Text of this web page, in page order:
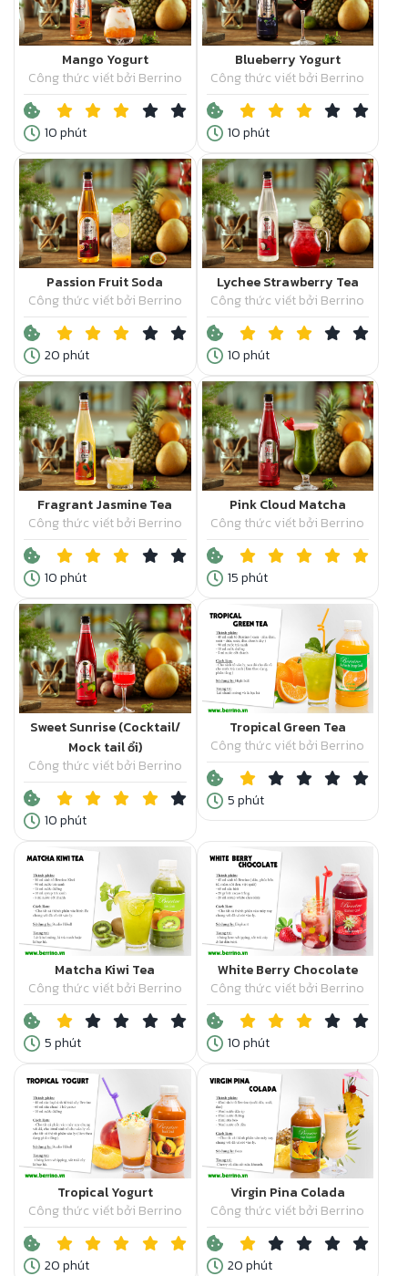
Mango Yogurt
Công thức viết bởi Berrino
10 phút
Blueberry Yogurt
Công thức viết bởi Berrino
10 phút
Passion Fruit Soda
Công thức viết bởi Berrino
20 phút
Lychee Strawberry Tea
Công thức viết bởi Berrino
10 phút
Fragrant Jasmine Tea
Công thức viết bởi Berrino
10 phút
Pink Cloud Matcha
Công thức viết bởi Berrino
15 phút
Sweet Sunrise (Cocktail/
Mock tail ổi)
Công thức viết bởi Berrino
10 phút
Tropical Green Tea
Công thức viết bởi Berrino
5 phút
Matcha Kiwi Tea
Công thức viết bởi Berrino
5 phút
White Berry Chocolate
Công thức viết bởi Berrino
10 phút
Tropical Yogurt
Công thức viết bởi Berrino
20 phút
Virgin Pina Colada
Công thức viết bởi Berrino
20 phút